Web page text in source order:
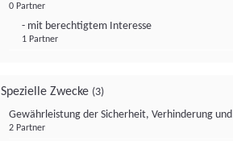
0 Partner
- mit berechtigtem Interesse
1 Partner
Spezielle Zwecke (3)
Gewährleistung der Sicherheit, Verhinderung
2 Partner